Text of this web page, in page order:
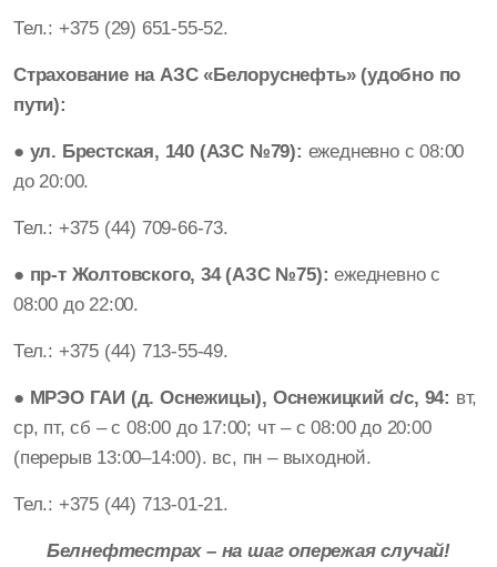
Тел.: +375 (29) 651-55-52.
Страхование на АЗС «Белоруснефть» (удобно по
пути):
● ул. Брестская, 140 (АЗС №79): ежедневно с 08:00
до 20:00.
Тел.: +375 (44) 709-66-73.
● пр-т Жолтовского, 34 (АЗС №75): ежедневно с
08:00 до 22:00.
Тел.: +375 (44) 713-55-49.
● МРЭО ГАИ (д. Оснежицы), Оснежицкий с/с, 94: вт,
ср, пт, сб – с 08:00 до 17:00; чт – с 08:00 до 20:00
(перерыв 13:00–14:00). вс, пн – выходной.
Тел.: +375 (44) 713-01-21.
Белнефтестрах – на шаг опережая случай!